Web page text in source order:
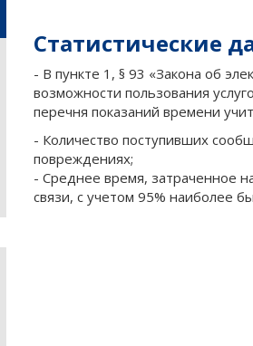
Статистические
- В пункте 1, § 93 «Закона об
возможности пользования
перечня показаний времени
- Количество поступивших
повреждениях;
- Среднее время, затраченное
связи, с учетом 95% наиболее